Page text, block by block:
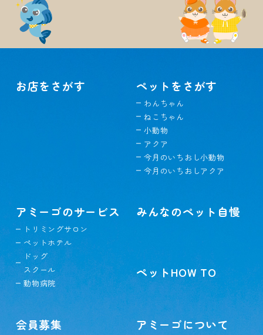
お店をさがす ペットをさがす
わんちゃん
ねこちゃん
小動物
アクア
今月のいちおし小動物
今月のいちおしアクア
アミーゴのサービス
トリミングサロン
ペットホテル
ドッグ
スクール
動物病院
みんなのペット自慢
ペットHOW TO
会員募集 アミーゴについて